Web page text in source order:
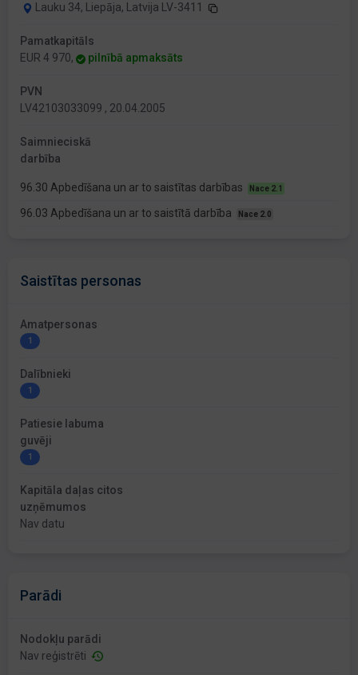
Lauku 34, Liepāja, Latvija LV-3411
Pamatkapitāls
EUR 4 970,
pilnībā apmaksāts
PVN
LV42103033099 , 20.04.2005
Saimnieciskā
darbība
96.30 Apbedīšana un ar to saistītas darbības Nace 2.1
96.03 Apbedīšana un ar to saistītā darbība Nace 2.0
Saistītas personas
Amatpersonas
1
Dalībnieki
1
Patiesie labuma
guvēji
1
Kapitāla daļas citos
uzņēmumos
Nav datu
Parādi
Nodokļu parādi
Nav reģistrēti